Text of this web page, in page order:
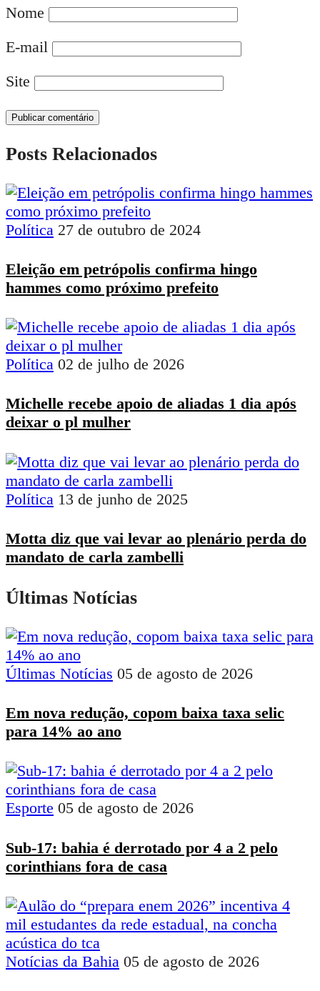
Nome
E-mail
Site
Posts Relacionados
Política 27 de outubro de 2024
Eleição em petrópolis confirma hingo
hammes como próximo prefeito
Política 02 de julho de 2026
Michelle recebe apoio de aliadas 1 dia após
deixar o pl mulher
Política 13 de junho de 2025
Motta diz que vai levar ao plenário perda do
mandato de carla zambelli
Últimas Notícias
Últimas Notícias 05 de agosto de 2026
Em nova redução, copom baixa taxa selic
para 14% ao ano
Esporte 05 de agosto de 2026
Sub-17: bahia é derrotado por 4 a 2 pelo
corinthians fora de casa
Notícias da Bahia 05 de agosto de 2026